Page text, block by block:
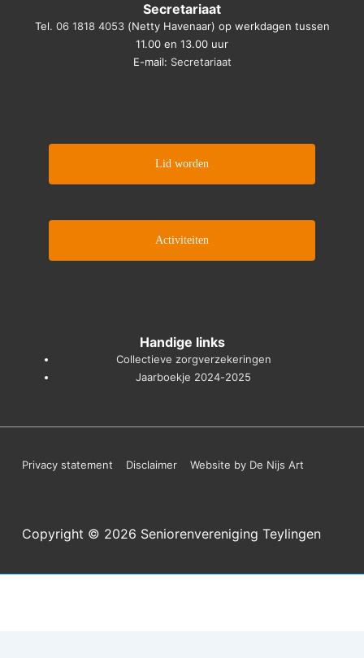
Secretariaat
Tel. 06 1818 4053(Netty Havenaar) op werkdagen tussen
11.00 en 13.00 uur
E-mail: Secretariaat
Lid worden
Activiteiten
Handige links
Collectieve zorgverzekeringen
Jaarboekje 2024-2025
Footer
Privacy statement Disclaimer Website by De Nijs Art
Copyright © 2026 Seniorenvereniging Teylingen